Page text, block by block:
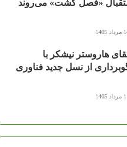
«فصل کشت» می‌روند
1405
هاروستر نیشکر با
از نسل جدید فناوری
1405